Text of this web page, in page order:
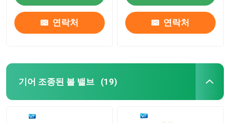
연락처 연락처
기어 조종된 볼 밸브 (19)